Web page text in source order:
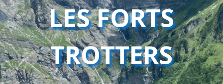
LES FORTS
TROTTERS